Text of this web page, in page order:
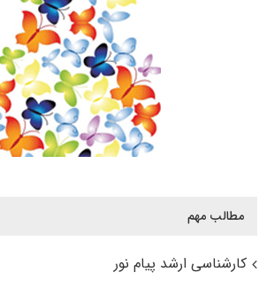
مطالب مهم
کارشناسی ارشد پیام نور